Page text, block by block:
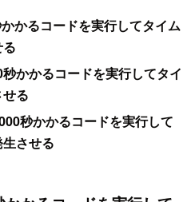
かるコードを実行してタイム
かかるコードを実行してタイ
る
秒かかるコードを実行して
させる